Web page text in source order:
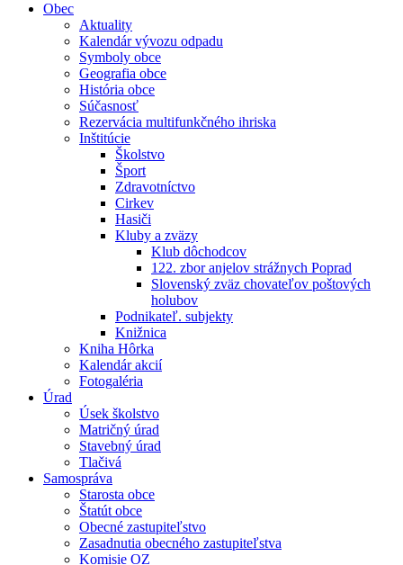
Obec
Aktuality
Kalendár vývozu odpadu
Symboly obce
Geografia obce
História obce
Súčasnosť
Rezervácia multifunkčného ihriska
Inštitúcie
Školstvo
Šport
Zdravotníctvo
Cirkev
Hasiči
Kluby a zväzy
Klub dôchodcov
122. zbor anjelov strážnych Poprad
Slovenský zväz chovateľov poštových
holubov
Podnikateľ. subjekty
Knižnica
Kniha Hôrka
Kalendár akcií
Fotogaléria
Úrad
Úsek školstvo
Matričný úrad
Stavebný úrad
Tlačivá
Samospráva
Starosta obce
Štatút obce
Obecné zastupiteľstvo
Zasadnutia obecného zastupiteľstva
Komisie OZ